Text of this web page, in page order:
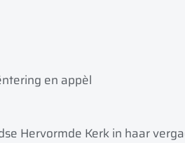
en appèl
Hervormde Kerk in haar